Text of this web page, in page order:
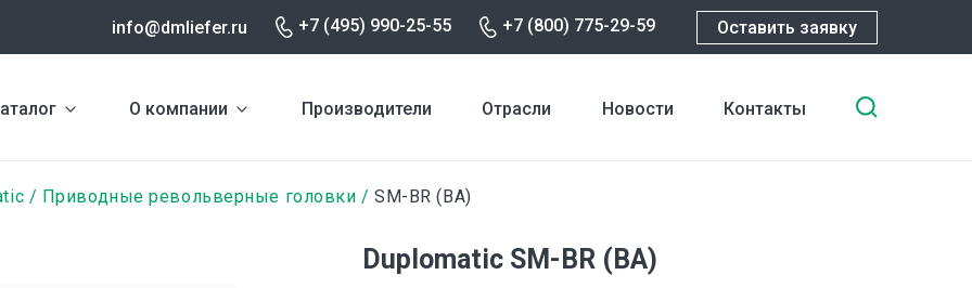
info@dmliefer.ru +7 (495) 990-25-55 +7 (800) 775-29-59 Оставить заявку
О компании Производители Отрасли Новости Контакты
Приводные револьверные головки SM-BR (BA)
Duplomatic SM-BR (BA)